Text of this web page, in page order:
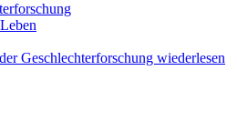
Geschlechterforschung wiederlesen